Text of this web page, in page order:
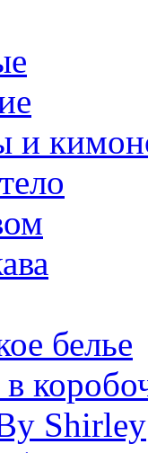
и
белье
Shirley